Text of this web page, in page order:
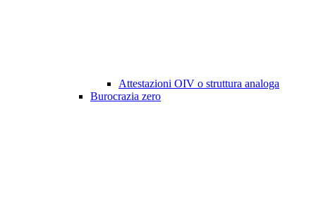
Attestazioni OIV o struttura analoga
Burocrazia zero